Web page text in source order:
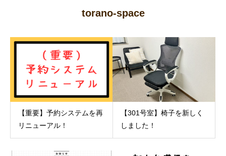
torano-space
【重要】予約システムを再
リニューアル！
【301号室】椅子を新しく
しました！